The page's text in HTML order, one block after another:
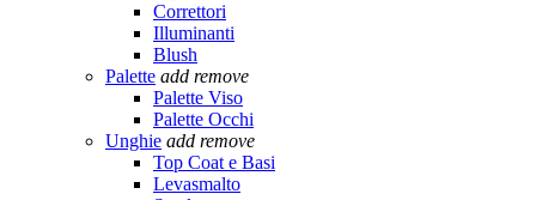
Correttori
Illuminanti
Blush
Palette add remove
Palette Viso
Palette Occhi
Unghie add remove
Top Coat e Basi
Levasmalto